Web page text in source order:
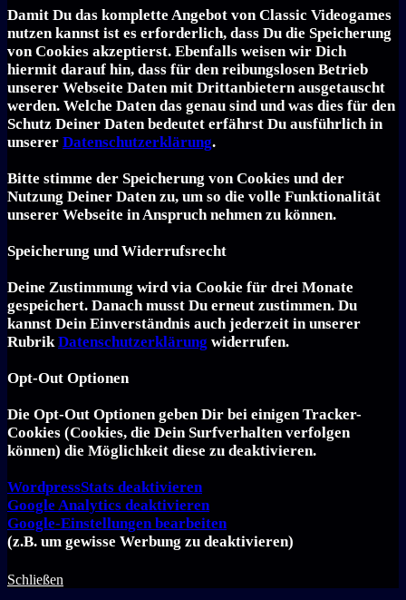
Damit Du das komplette Angebot von Classic Videogames
nutzen kannst ist es erforderlich, dass Du die Speicherung
von Cookies akzeptierst. Ebenfalls weisen wir Dich
hiermit darauf hin, dass für den reibungslosen Betrieb
unserer Webseite Daten mit Drittanbietern ausgetauscht
werden. Welche Daten das genau sind und was dies für den
Schutz Deiner Daten bedeutet erfährst Du ausführlich in
unserer Datenschutzerklärung.
Bitte stimme der Speicherung von Cookies und der
Nutzung Deiner Daten zu, um so die volle Funktionalität
unserer Webseite in Anspruch nehmen zu können.
Speicherung und Widerrufsrecht
Deine Zustimmung wird via Cookie für drei Monate
gespeichert. Danach musst Du erneut zustimmen. Du
kannst Dein Einverständnis auch jederzeit in unserer
RubrikDatenschutzerklärung widerrufen.
Opt-Out Optionen
Die Opt-Out Optionen geben Dir bei einigen Tracker-
Cookies (Cookies, die Dein Surfverhalten verfolgen
können) die Möglichkeit diese zu deaktivieren.
Word­press­Stats de­ak­ti­vie­ren
Goog­le Ana­ly­tics de­ak­ti­vie­ren
Goog­le-Einstellungen bearbeiten
(z.B. um gewisse Werbung zu de­ak­ti­vie­ren)
Schließen